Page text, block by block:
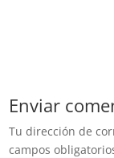
drásticamente y
lo dió…
Enviar
Tu dirección de
campos